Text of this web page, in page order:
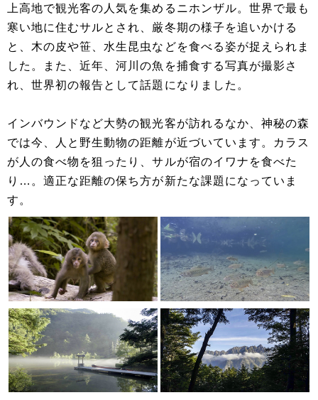
上高地で観光客の人気を集めるニホンザル。世界で最も
寒い地に住むサルとされ、厳冬期の様子を追いかける
と、木の皮や笹、水生昆虫などを食べる姿が捉えられま
した。また、近年、河川の魚を捕食する写真が撮影さ
れ、世界初の報告として話題になりました。
インバウンドなど大勢の観光客が訪れるなか、神秘の森
では今、人と野生動物の距離が近づいています。カラス
が人の食べ物を狙ったり、サルが宿のイワナを食べた
り…。適正な距離の保ち方が新たな課題になっていま
す。